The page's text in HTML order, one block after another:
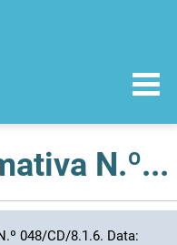
Circular Informativa N.º 048/CD/8.1.6. Data: 19/03/2015
048/CD/8.1.6. Data: